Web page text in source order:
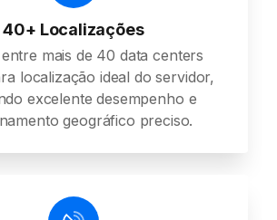
40+ Localizações
mais de 40 data centers
localização ideal do servidor,
excelente desempenho e
geográfico preciso.